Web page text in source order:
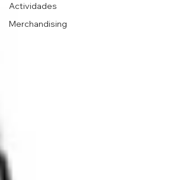
Actividades
Merchandising